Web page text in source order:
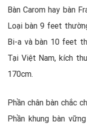
Bàn Carom hay bàn
Loại bàn 9 feet
Bi-a và bàn 10 feet
Tại Việt Nam, kích
170cm.
Phần chân bàn chắc
Phần khung bàn